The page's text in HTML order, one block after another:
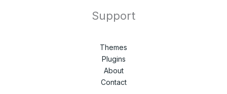
Support
Themes
Plugins
About
Contact